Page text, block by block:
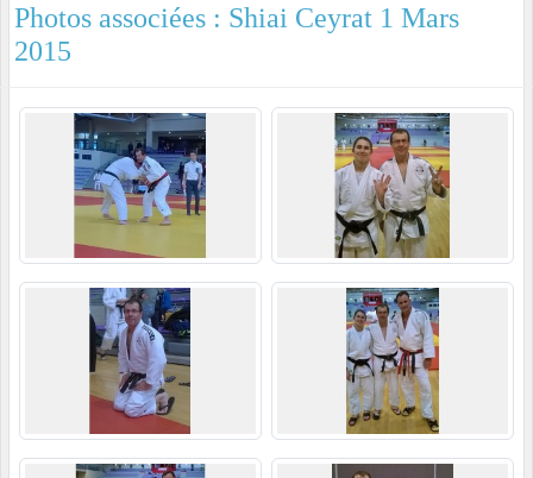
Photos associées : Shiai Ceyrat 1 Mars
2015